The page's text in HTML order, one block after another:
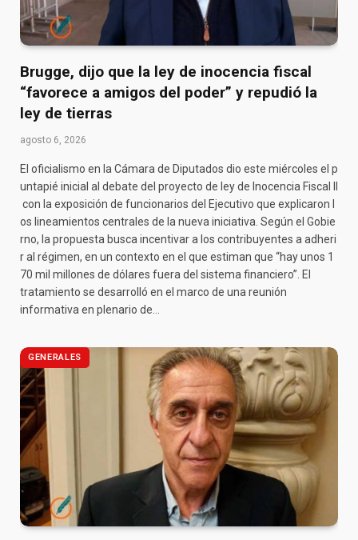
Brugge, dijo que la ley de inocencia fiscal
“favorece a amigos del poder” y repudió la
ley de tierras
agosto 6, 2026
El oficialismo en la Cámara de Diputados dio este miércoles el p
untapié inicial al debate del proyecto de ley de Inocencia Fiscal II
con la exposición de funcionarios del Ejecutivo que explicaron l
os lineamientos centrales de la nueva iniciativa. Según el Gobie
rno, la propuesta busca incentivar a los contribuyentes a adheri
r al régimen, en un contexto en el que estiman que “hay unos 1
70 mil millones de dólares fuera del sistema financiero”. El
tratamiento se desarrolló en el marco de una reunión
informativa en plenario de…
GENERALES